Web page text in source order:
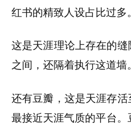
红书的精致人设占比过多。
这是天涯理论上存在的
之间，还隔着执行这道墙。
还有豆瓣，这是天涯存活
最接近天涯气质的平台。